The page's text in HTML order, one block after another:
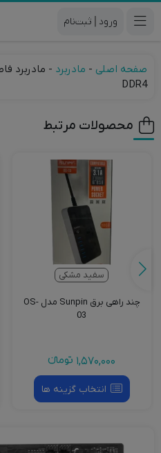
|
صفحه اصلی - مادربرد -
DDR4
محصولات مرتبط
سفید مشکی
چند راهی برق Sunpin مدل OS-
03
1,570,000 تومانءء
انتخاب گزینه ها